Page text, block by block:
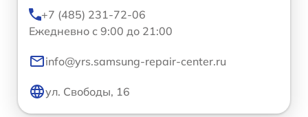
+7 (485) 231-72-06
Ежедневно с 9:00 до 21:00
info@yrs.samsung-repair-center.ru
ул. Свободы, 16